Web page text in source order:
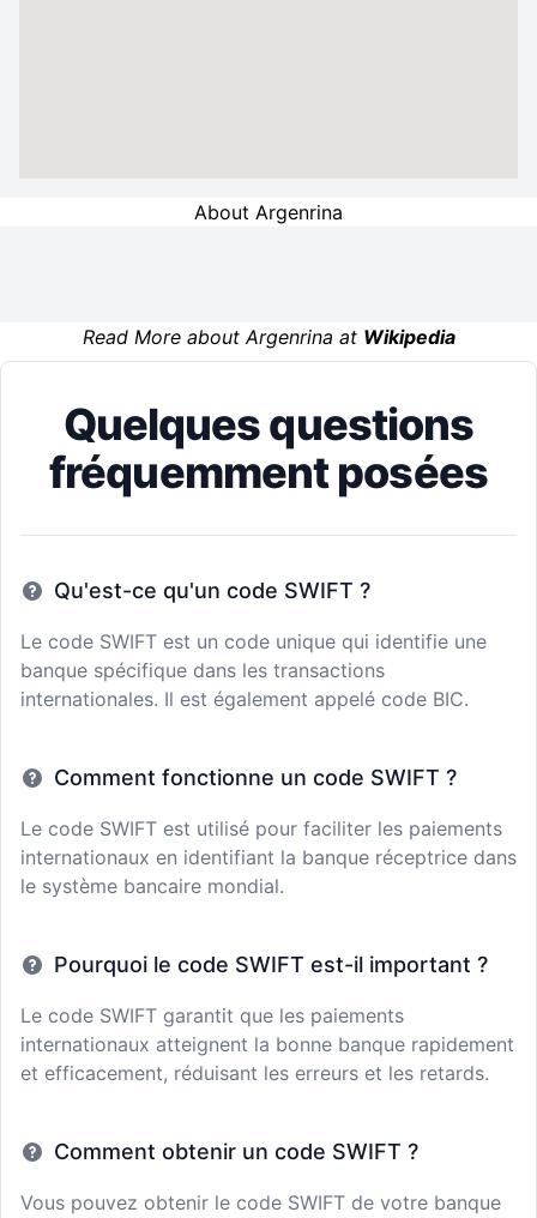
About Argenrina
Read More about Argenrina at Wikipedia
Quelques questions
fréquemment posées
Qu'est-ce qu'un code SWIFT ?
Le code SWIFT est un code unique qui identifie une
banque spécifique dans les transactions
internationales. Il est également appelé code BIC.
Comment fonctionne un code SWIFT ?
Le code SWIFT est utilisé pour faciliter les paiements
internationaux en identifiant la banque réceptrice dans
le système bancaire mondial.
Pourquoi le code SWIFT est-il important ?
Le code SWIFT garantit que les paiements
internationaux atteignent la bonne banque rapidement
et efficacement, réduisant les erreurs et les retards.
Comment obtenir un code SWIFT ?
Vous pouvez obtenir le code SWIFT de votre banque